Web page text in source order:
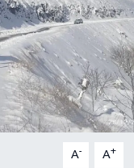
A- A+